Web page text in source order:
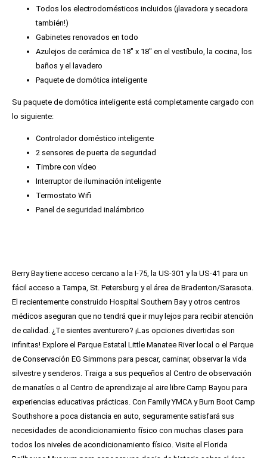
Todos los electrodomésticos incluidos (¡lavadora y secadora
también!)
Gabinetes renovados en todo
Azulejos de cerámica de 18″ x 18″ en el vestíbulo, la cocina, los
baños y el lavadero
Paquete de domótica inteligente
Su paquete de domótica inteligente está completamente cargado con
lo siguiente:
Controlador doméstico inteligente
2 sensores de puerta de seguridad
Timbre con vídeo
Interruptor de iluminación inteligente
Termostato Wifi
Panel de seguridad inalámbrico
Berry Bay tiene acceso cercano a la I-75, la US-301 y la US-41 para un
fácil acceso a Tampa, St. Petersburg y el área de Bradenton/Sarasota.
El recientemente construido Hospital Southern Bay y otros centros
médicos aseguran que no tendrá que ir muy lejos para recibir atención
de calidad. ¿Te sientes aventurero? ¡Las opciones divertidas son
infinitas! Explore el Parque Estatal Little Manatee River local o el Parque
de Conservación EG Simmons para pescar, caminar, observar la vida
silvestre y senderos. Traiga a sus pequeños al Centro de observación
de manatíes o al Centro de aprendizaje al aire libre Camp Bayou para
experiencias educativas prácticas. Con Family YMCA y Burn Boot Camp
Southshore a poca distancia en auto, seguramente satisfará sus
necesidades de acondicionamiento físico con muchas clases para
todos los niveles de acondicionamiento físico. Visite el Florida